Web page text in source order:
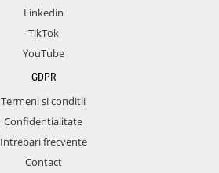
Linkedin
TikTok
YouTube
GDPR
Termeni si conditii
Confidentialitate
Intrebari frecvente
Contact